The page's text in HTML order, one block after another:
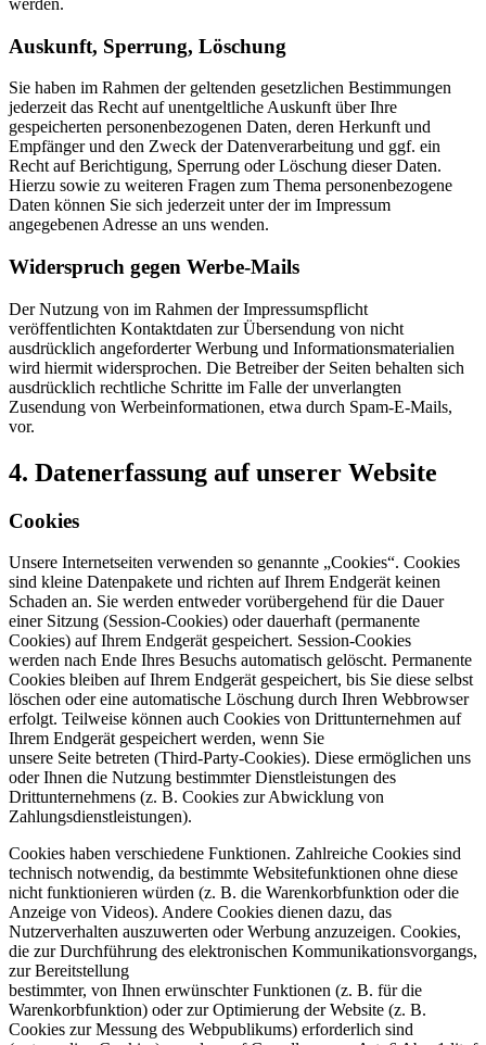
werden.
Auskunft, Sperrung, Löschung
Sie haben im Rahmen der geltenden gesetzlichen Bestimmungen
jederzeit das Recht auf unentgeltliche Auskunft über Ihre
gespeicherten personenbezogenen Daten, deren Herkunft und
Empfänger und den Zweck der Datenverarbeitung und ggf. ein
Recht auf Berichtigung, Sperrung oder Löschung dieser Daten.
Hierzu sowie zu weiteren Fragen zum Thema personenbezogene
Daten können Sie sich jederzeit unter der im Impressum
angegebenen Adresse an uns wenden.
Widerspruch gegen Werbe-Mails
Der Nutzung von im Rahmen der Impressumspflicht
veröffentlichten Kontaktdaten zur Übersendung von nicht
ausdrücklich angeforderter Werbung und Informationsmaterialien
wird hiermit widersprochen. Die Betreiber der Seiten behalten sich
ausdrücklich rechtliche Schritte im Falle der unverlangten
Zusendung von Werbeinformationen, etwa durch Spam-E-Mails,
vor.
4. Datenerfassung auf unserer Website
Cookies
Unsere Internetseiten verwenden so genannte „Cookies“. Cookies
sind kleine Datenpakete und richten auf Ihrem Endgerät keinen
Schaden an. Sie werden entweder vorübergehend für die Dauer
einer Sitzung (Session-Cookies) oder dauerhaft (permanente
Cookies) auf Ihrem Endgerät gespeichert. Session-Cookies
werden nach Ende Ihres Besuchs automatisch gelöscht. Permanente
Cookies bleiben auf Ihrem Endgerät gespeichert, bis Sie diese selbst
löschen oder eine automatische Löschung durch Ihren Webbrowser
erfolgt. Teilweise können auch Cookies von Drittunternehmen auf
Ihrem Endgerät gespeichert werden, wenn Sie
unsere Seite betreten (Third-Party-Cookies). Diese ermöglichen uns
oder Ihnen die Nutzung bestimmter Dienstleistungen des
Drittunternehmens (z. B. Cookies zur Abwicklung von
Zahlungsdienstleistungen).
Cookies haben verschiedene Funktionen. Zahlreiche Cookies sind
technisch notwendig, da bestimmte Websitefunktionen ohne diese
nicht funktionieren würden (z. B. die Warenkorbfunktion oder die
Anzeige von Videos). Andere Cookies dienen dazu, das
Nutzerverhalten auszuwerten oder Werbung anzuzeigen. Cookies,
die zur Durchführung des elektronischen Kommunikationsvorgangs,
zur Bereitstellung
bestimmter, von Ihnen erwünschter Funktionen (z. B. für die
Warenkorbfunktion) oder zur Optimierung der Website (z. B.
Cookies zur Messung des Webpublikums) erforderlich sind